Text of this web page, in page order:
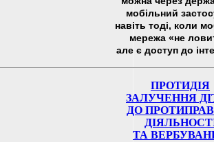
мобільний
навіть тоді, коли
мережа «не
але є доступ до
ПРОТИДІЯ
ЗАЛУЧЕННЯ
ДО
ТА